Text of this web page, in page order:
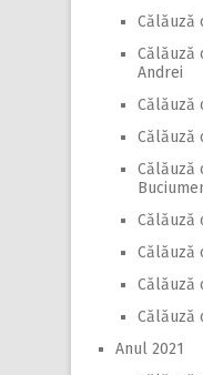
Călăuză
Călăuză
Andrei
Călăuză
Călăuză
Călăuză
Călăuză
Călăuză
Călăuză
Călăuză
Anul 2021